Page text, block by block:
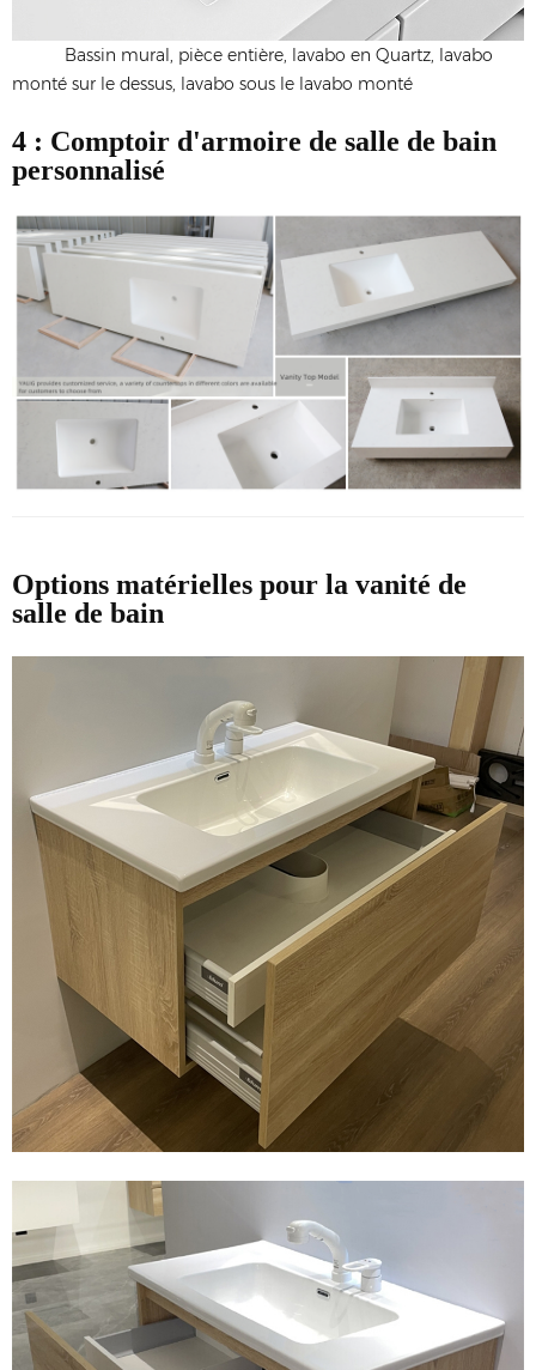
Bassin mural, pièce entière, lavabo en Quartz, lavabo
monté sur le dessus, lavabo sous le lavabo monté
4 : Comptoir d'armoire de salle de bain
personnalisé
Options matérielles pour la vanité de
salle de bain